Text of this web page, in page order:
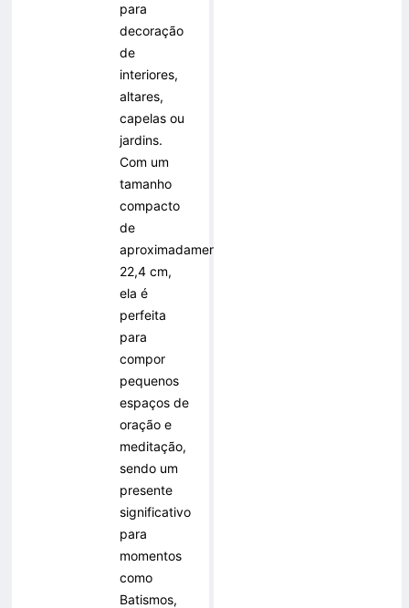
para
decoração
de
interiores,
altares,
capelas ou
jardins.
Com um
tamanho
compacto
de
aproximadamente
22,4 cm,
ela é
perfeita
para
compor
pequenos
espaços de
oração e
meditação,
sendo um
presente
significativo
para
momentos
como
Batismos,